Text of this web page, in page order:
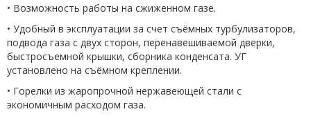
• Возможность работы на сжиженном газе.
• Удобный в эксплуатации за счет съёмных турбулизаторов,
подвода газа с двух сторон, перенавешиваемой дверки,
быстросъемной крышки, сборника конденсата. УГ
установлено на съёмном креплении.
• Горелки из жаропрочной нержавеющей стали с
экономичным расходом газа.